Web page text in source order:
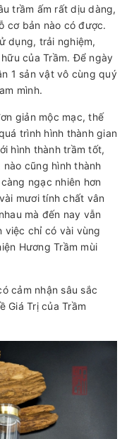
trầm ấm rất dịu dàng,
cơ bản nào có được.
dụng, trải nghiệm,
của Trầm. Để ngày
1 sản vật vô cùng quý
mình.
giản mộc mạc, thế
trình hình thành gian
hình thành trầm tốt,
cũng hình thành
ngạc nhiên hơn
mươi tính chất vân
mà đến nay vẫn
việc chỉ có vài vùng
Hương Trầm mùi
cảm nhận sâu sắc
Giá Trị của Trầm